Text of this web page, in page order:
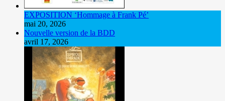
EXPOSITION ‘Hommage à Frank Pé’
mai 20, 2026
Nouvelle version de la BDD
avril 17, 2026